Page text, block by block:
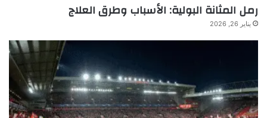
رمل المثانة البولية: الأسباب وطرق العلاج
يناير 26, 2026